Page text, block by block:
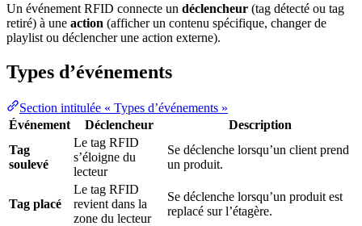
Un événement RFID connecte un déclencheur (tag détecté ou tag
retiré) à une action (afficher un contenu spécifique, changer de
playlist ou déclencher une action externe).
Types d’événements
Section intitulée « Types d’événements »
Événement
Déclencheur
Description
Tag
soulevé
Le tag RFID
s’éloigne du
lecteur
Se déclenche lorsqu’un client prend
un produit.
Tag placé
Le tag RFID
revient dans la
zone du lecteur
Se déclenche lorsqu’un produit est
replacé sur l’étagère.